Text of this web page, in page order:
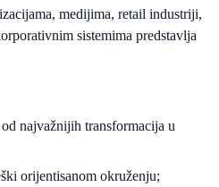
medijima, retail industriji,
sistemima predstavlja
najvažnijih transformacija u
orijentisanom okruženju;